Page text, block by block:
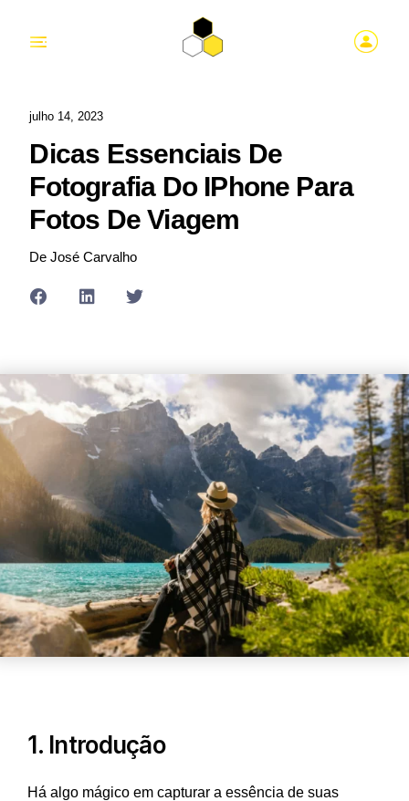
julho 14, 2023
Dicas Essenciais De
Fotografia Do IPhone Para
Fotos De Viagem
De José Carvalho
1. Introdução
Há algo mágico em capturar a essência de suas